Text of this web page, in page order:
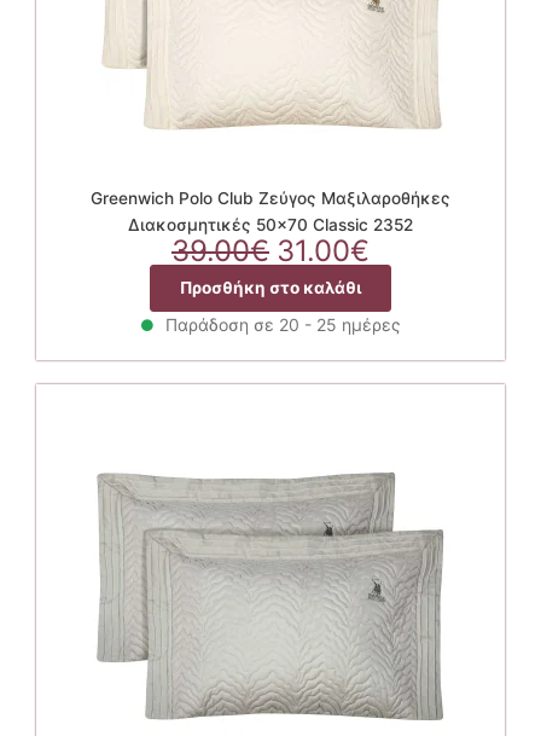
Greenwich Polo Club Ζεύγος Μαξιλαροθήκες
Διακοσμητικές 50×70 Classic 2352
39.00€ Original
price
was:
39.00€.
31.00€
τρέχουσα
τιμή
είναι:
31.00€.
Προσθήκη στο καλάθι
Παράδοση σε 20 - 25 ημέρες